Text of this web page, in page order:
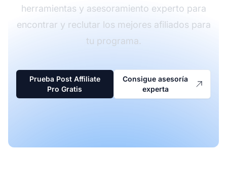
herramientas y asesoramiento experto para
encontrar y reclutar los mejores afiliados para
tu programa.
Prueba Post Affiliate
Pro Gratis
Consigue asesoría
experta